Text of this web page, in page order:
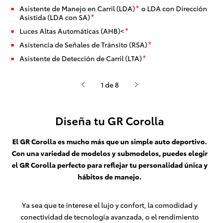
Asistente de Manejo en Carril (LDA)* o LDA con Dirección
Asistida (LDA con SA)*
Luces Altas Automáticas (AHB)<*
Asistencia de Señales de Tránsito (RSA)*
Asistente de Detección de Carril (LTA)*
1 de 8
Diseña tu GR Corolla
El GR Corolla es mucho más que un simple auto deportivo.
Con una variedad de modelos y submodelos, puedes elegir
el GR Corolla perfecto para reflejar tu personalidad única y
hábitos de manejo.
Ya sea que te interese el lujo y confort, la comodidad y
conectividad de tecnología avanzada, o el rendimiento